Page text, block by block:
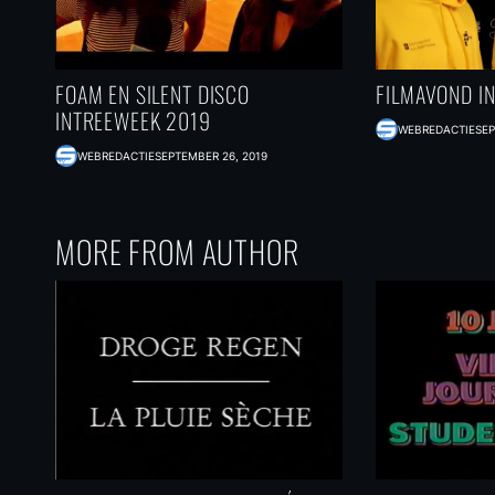
FOAM EN SILENT DISCO
INTREEWEEK 2019
WEBREDACTIESEPTEMBER 26, 2019
FILMAVOND
WEBREDACTIE
MORE FROM AUTHOR